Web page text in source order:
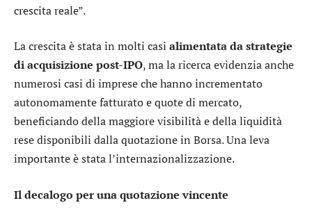
crescita reale”.
La crescita è stata in molti casi alimentata da strategie
di acquisizione post-IPO, ma la ricerca evidenzia anche
numerosi casi di imprese che hanno incrementato
autonomamente fatturato e quote di mercato,
beneficiando della maggiore visibilità e della liquidità
rese disponibili dalla quotazione in Borsa. Una leva
importante è stata l’internazionalizzazione.
Il decalogo per una quotazione vincente